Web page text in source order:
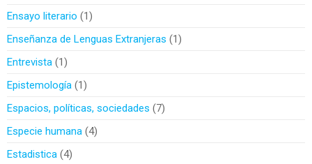
Ensayo literario
1
Enseñanza de Lenguas Extranjeras
1
Entrevista 1
Epistemología 1
Espacios, políticas, sociedades
7
Especie humana 4
Estadistica 4